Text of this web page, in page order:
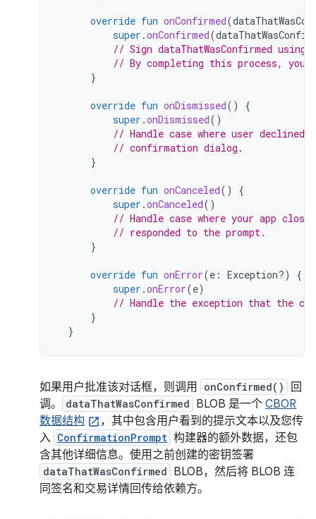
override fun onConfirmed(
super .onConfirmed(
// Sign dataThatWasConfirmed
// By completing this process, you
}
override fun onDismissed()
{
super .onDismissed()
// Handle case where user declined
// confirmation dialog.
}
override fun onCanceled()
{
super .onCanceled()
// Handle case where your app
// responded to the prompt.
}
override fun onError(e : Exception?)
{
super .onError(e)
// Handle the exception that the
}
}
如果用户批准该对话框，则调用 onConfirmed()
回
调。
dataThatWasConfirmed BLOB 是一个 CBOR
数据结构
，其中包含用户看到的提示文本以及您传
入 ConfirmationPrompt 构建器的额外数据，还包
含其他详细信息。使用之前创建的密钥签署
dataThatWasConfirmed BLOB，然后将 BLOB 连
同签名和交易详情回传给依赖方。